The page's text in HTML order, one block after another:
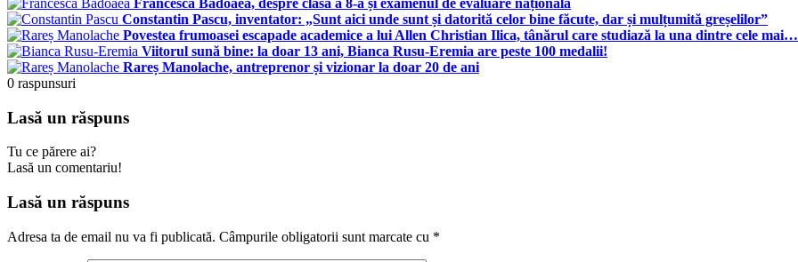
Francesca Bădoaea, despre clasa a 8-a și examenul de evaluare națională
Constantin Pascu, inventator: „Sunt aici unde sunt și datorită celor bine făcute, dar și mulțumită greșelilor”
Povestea frumoasei escapade academice a lui Allen Christian Ilica, tânărul care studiază la una dintre cele mai…
Viitorul sună bine: la doar 13 ani, Bianca Rusu-Eremia are peste 100 medalii!
Rareș Manolache, antreprenor și vizionar la doar 20 de ani
0 raspunsuri
Lasă un răspuns
Tu ce părere ai?
Lasă un comentariu!
Lasă un răspuns
Adresa ta de email nu va fi publicată. Câmpurile obligatorii sunt marcate cu *